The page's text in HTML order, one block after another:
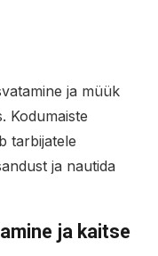
ja müük
Kodumaiste
tarbijatele
ja nautida
ja kaitse